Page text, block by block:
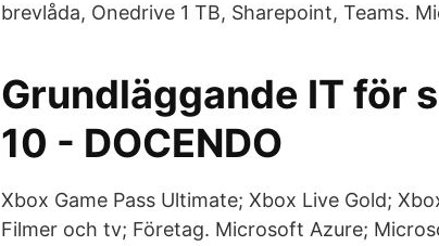
brevlåda, Onedrive 1 TB, Sharepoint, Teams.
Grundläggande IT för
10 - DOCENDO
Xbox Game Pass Ultimate; Xbox Live Gold;
Filmer och tv; Företag. Microsoft Azure;